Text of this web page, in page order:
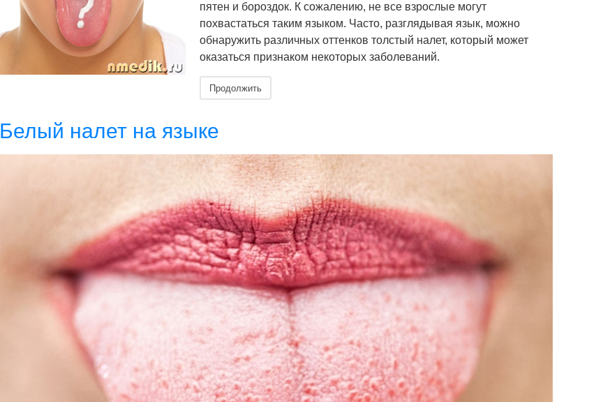
пятен и бороздок. К сожалению, не все взрослые могут
похвастаться таким языком. Часто, разглядывая язык, можно
обнаружить различных оттенков толстый налет, который может
оказаться признаком некоторых заболеваний.
Продолжить
Белый налет на языке